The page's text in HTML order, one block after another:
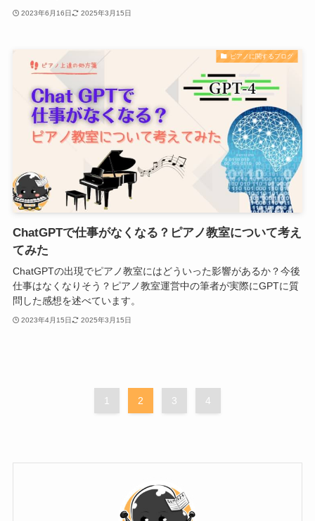
2023年6月16日 2025年3月15日
ピアノに関するブログ
ChatGPTで仕事がなくなる？ピアノ教室について考え
てみた
ChatGPTの出現でピアノ教室にはどういった影響があるか？今後
仕事はなくなりそう？ピアノ教室運営中の筆者が実際にGPTに質
問した感想を述べています。
2023年4月15日 2025年3月15日
1 2 3 4